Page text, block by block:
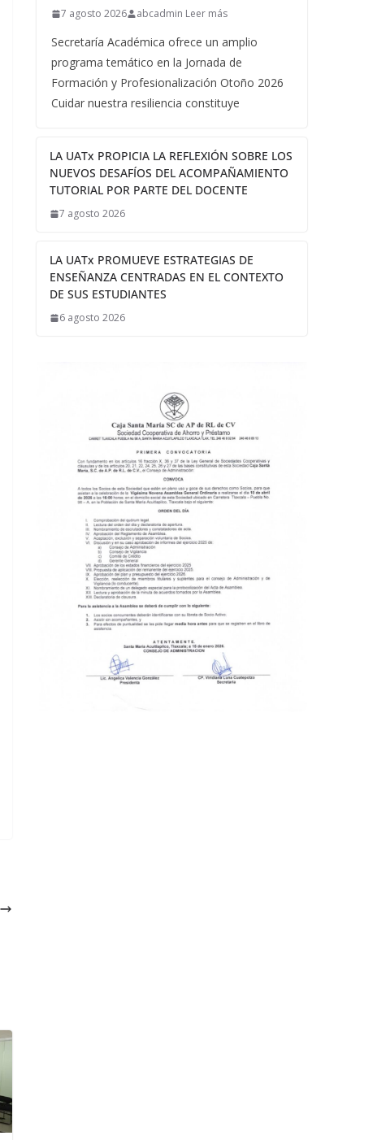
7 agosto 2026 abcadmin Leer más
Secretaría Académica ofrece un amplio
programa temático en la Jornada de
Formación y Profesionalización Otoño 2026
Cuidar nuestra resiliencia constituye
LA UATx PROPICIA LA REFLEXIÓN SOBRE LOS
NUEVOS DESAFÍOS DEL ACOMPAÑAMIENTO
TUTORIAL POR PARTE DEL DOCENTE
7 agosto 2026
LA UATx PROMUEVE ESTRATEGIAS DE
ENSEÑANZA CENTRADAS EN EL CONTEXTO
DE SUS ESTUDIANTES
6 agosto 2026